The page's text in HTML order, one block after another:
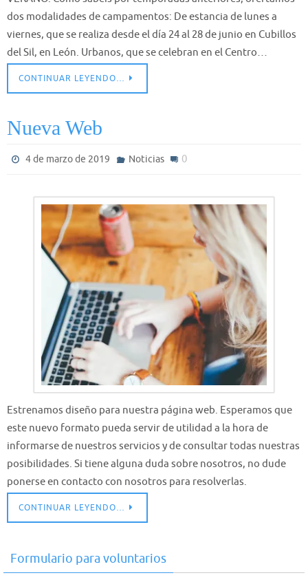
dos modalidades de campamentos: De estancia de lunes a
viernes, que se realiza desde el día 24 al 28 de junio en Cubillos
del Sil, en León. Urbanos, que se celebran en el Centro…
CONTINUAR LEYENDO…
Nueva Web
4 de marzo de 2019 Noticias 0
Estrenamos diseño para nuestra página web. Esperamos que
este nuevo formato pueda servir de utilidad a la hora de
informarse de nuestros servicios y de consultar todas nuestras
posibilidades. Si tiene alguna duda sobre nosotros, no dude
ponerse en contacto con nosotros para resolverlas.
CONTINUAR LEYENDO…
Formulario para voluntarios